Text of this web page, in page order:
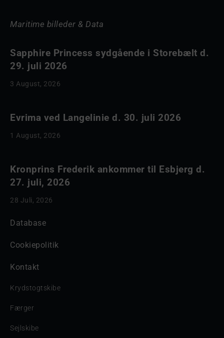
Maritime billeder & Data
Sapphire Princess sydgående i Storebælt d.
29. juli 2026
3 August, 2026
Evrima ved Langelinie d. 30. juli 2026
1 August, 2026
Kronprins Frederik ankommer til Esbjerg d.
27. juli, 2026
28 Juli, 2026
Database
Cookiepolitik
Kontakt
Krydstogtskibe
Færger
Sejlskibe